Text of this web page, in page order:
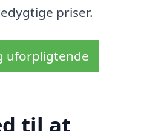
priser.
uforpligtende
til at